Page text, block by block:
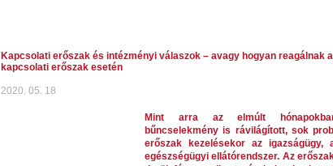
Kapcsolati erőszak és intézményi válaszok – avagy hogyan reagálnak
kapcsolati erőszak esetén
2020. 05. 18
Mint arra az elmúlt
bűncselekmény is rávilágított, sok
erőszak kezelésekor az
egészségügyi ellátórendszer. Az